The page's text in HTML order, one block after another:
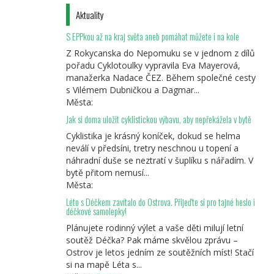
Aktuality
S EPPkou až na kraj světa aneb pomáhat můžete i na kole
Z Rokycanska do Nepomuku se v jednom z dílů
pořadu Cyklotoulky vypravila Eva Mayerová,
manažerka Nadace ČEZ. Během společné cesty
s Vilémem Dubničkou a Dagmar...
Města:
Jak si doma uložit cyklistickou výbavu, aby nepřekážela v bytě
Cyklistika je krásný koníček, dokud se helma
neválí v předsíni, tretry neschnou u topení a
náhradní duše se neztratí v šuplíku s nářadím. V
bytě přitom nemusí...
Města:
Léto s Déčkem zavítalo do Ostrova. Přijeďte si pro tajné heslo i
déčkové samolepky!
Plánujete rodinný výlet a vaše děti milují letní
soutěž Déčka? Pak máme skvělou zprávu –
Ostrov je letos jedním ze soutěžních míst! Stačí
si na mapě Léta s...